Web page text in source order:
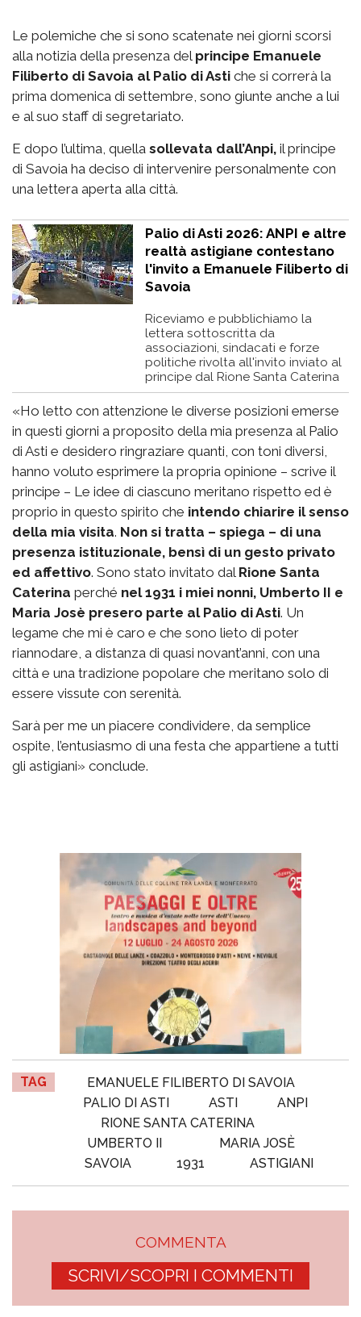
Le polemiche che si sono scatenate nei giorni scorsi
alla notizia della presenza del principe Emanuele
Filiberto di Savoia al Palio di Asti che si correrà la
prima domenica di settembre, sono giunte anche a lui
e al suo staff di segretariato.
E dopo l’ultima, quella sollevata dall’Anpi, il principe
di Savoia ha deciso di intervenire personalmente con
una lettera aperta alla città.
Palio di Asti 2026: ANPI e altre
realtà astigiane contestano
l'invito a Emanuele Filiberto di
Savoia
Riceviamo e pubblichiamo la
lettera sottoscritta da
associazioni, sindacati e forze
politiche rivolta all'invito inviato al
principe dal Rione Santa Caterina
«Ho letto con attenzione le diverse posizioni emerse
in questi giorni a proposito della mia presenza al Palio
di Asti e desidero ringraziare quanti, con toni diversi,
hanno voluto esprimere la propria opinione – scrive il
principe – Le idee di ciascuno meritano rispetto ed è
proprio in questo spirito che intendo chiarire il senso
della mia visita. Non si tratta – spiega – di una
presenza istituzionale, bensì di un gesto privato
ed affettivo. Sono stato invitato dal Rione Santa
Caterina perché nel 1931 i miei nonni, Umberto II e
Maria Josè presero parte al Palio di Asti. Un
legame che mi è caro e che sono lieto di poter
riannodare, a distanza di quasi novant’anni, con una
città e una tradizione popolare che meritano solo di
essere vissute con serenità.
Sarà per me un piacere condividere, da semplice
ospite, l’entusiasmo di una festa che appartiene a tutti
gli astigiani» conclude.
TAG
EMANUELE FILIBERTO DI SAVOIA
PALIO DI ASTI
ASTI
ANPI
RIONE SANTA CATERINA
UMBERTO II
MARIA JOSÈ
SAVOIA
1931 ASTIGIANI
COMMENTA
SCRIVI/SCOPRI I COMMENTI